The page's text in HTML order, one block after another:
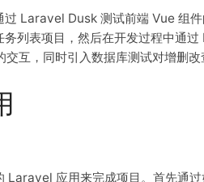
过 Laravel Dusk 测试前端 Vue 组
务列表项目，然后在开发过程中通
互，同时引入数据库测试对增删
Laravel 应用来完成项目。首先通